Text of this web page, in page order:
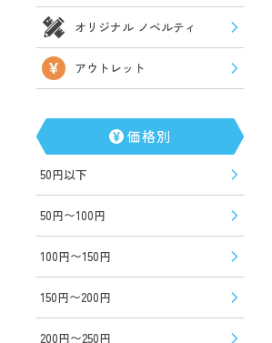
オリジナル ノベルティ
アウトレット
価格別
50円以下
50円〜100円
100円〜150円
150円〜200円
200円〜250円